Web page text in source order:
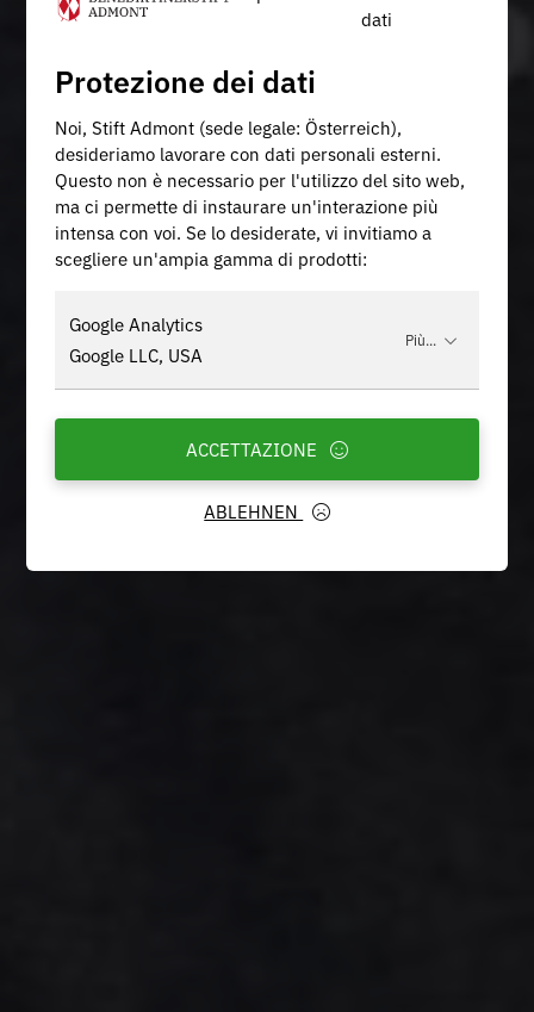
dati
Protezione dei dati
Noi, Stift Admont (sede legale: Österreich),
desideriamo lavorare con dati personali esterni.
Questo non è necessario per l'utilizzo del sito web,
ma ci permette di instaurare un'interazione più
intensa con voi. Se lo desiderate, vi invitiamo a
scegliere un'ampia gamma di prodotti:
Google Analytics
Google LLC, USA
Più...
ABLEHNEN
ACCETTAZIONE